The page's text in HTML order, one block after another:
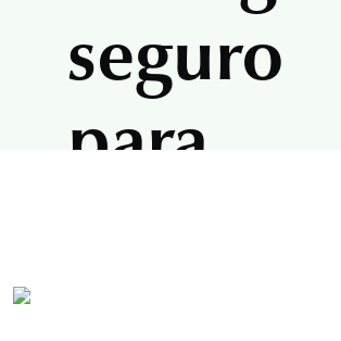
seguro
para